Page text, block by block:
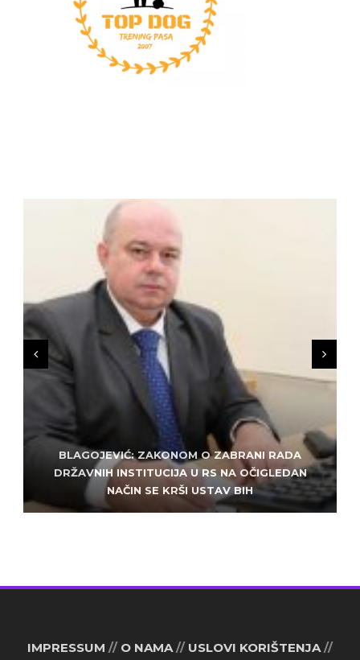
BLAGOJEVIĆ: ZAKONOM O ZABRANI RADA
DRŽAVNIH INSTITUCIJA U RS NA OČIGLEDAN
NAČIN SE KRŠI USTAV BIH
ZLATKO MILETIĆ: DODIK NEMA KUD OD
KRIMINALA, LJUDE IZ REPUBLIEK SRPSKE VUČE U
HAOS
SARAJEVO: ALEM MUDŽELET – ČOVJEK OD
POVJERENJA
IMPRESSUM // O NAMA// USLOVI KORIŠTENJA//